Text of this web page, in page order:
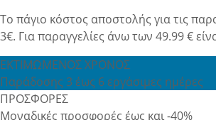
Το πάγιο κόστος αποστολής για τις
3€. Για παραγγελίες άνω των 49.99 €
ΕΚΤΙΜΩΜΕΝΟΣ ΧΡΟΝΟΣ
Παράδοσης 3 έως 6 εργάσιμες ημέρες
ΠΡΟΣΦΟΡΕΣ
Μοναδικές προσφορές έως και -40%